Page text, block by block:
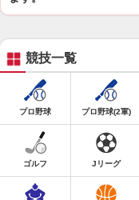
競技一覧
プロ野球 プロ野球(2軍)
ゴルフ Jリーグ